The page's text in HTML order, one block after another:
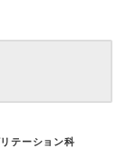
テーション科